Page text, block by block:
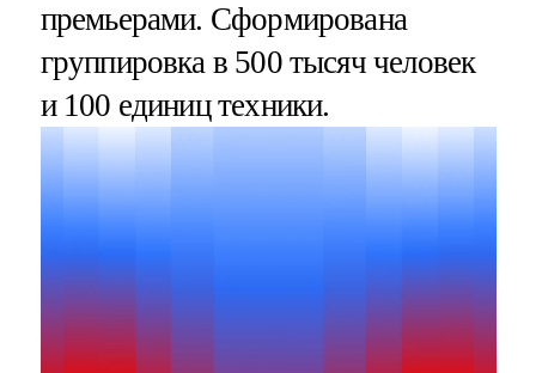
премьерами. Сформирована
группировка в 500 тысяч человек
и 100 единиц техники.